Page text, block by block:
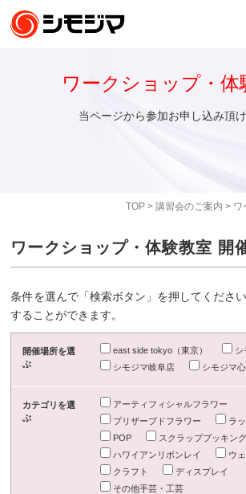
TOP> 講習会のご案内 > ワ
ワークショップ・体
当ページから参加お申し込み頂け
ワークショップ・体験教室 開
条件を選んで「検索ボタン」を押してくださ
することができます。
開催場所を選
ぶ
east side tokyo（東京）
シ
シモジマ岐阜店
シモジマ
カテゴリを選
ぶ
アーティフィシャルフラワー
プリザーブドフラワー
ラ
POP
スクラップブッキング
ハワイアンリボンレイ
ウ
クラフト
ディスプレイ
その他手芸・工芸